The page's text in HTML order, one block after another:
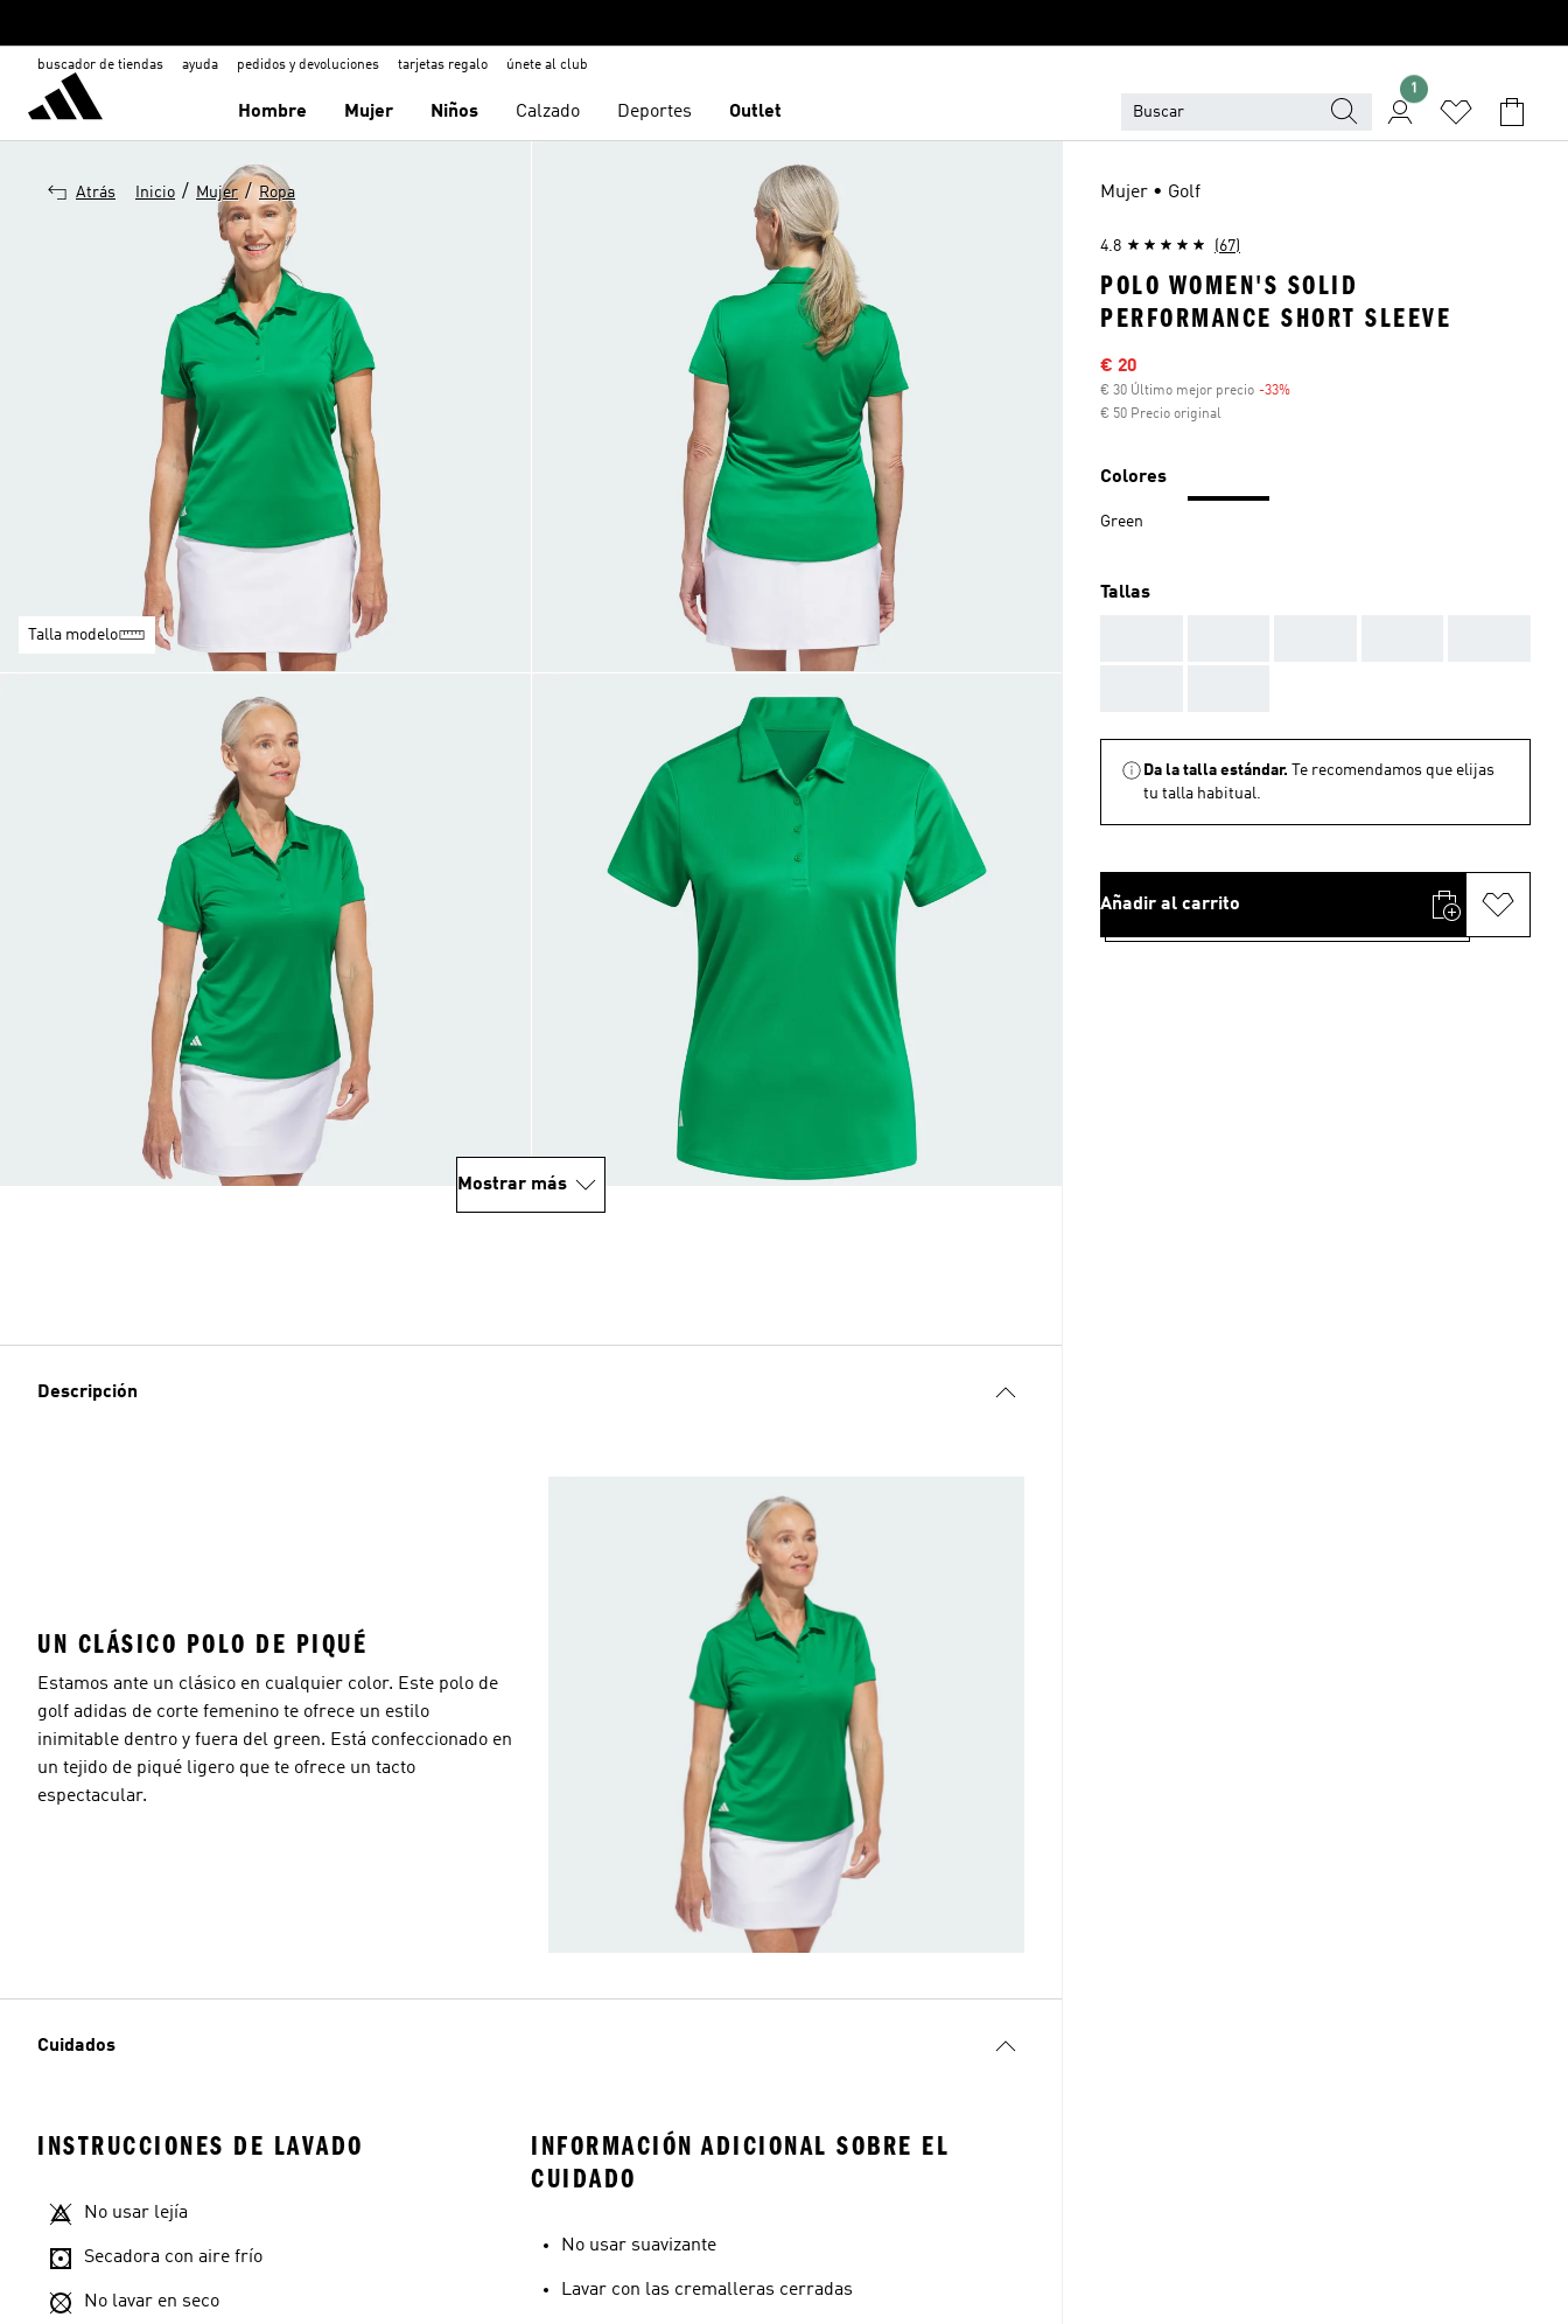
buscador de tiendas ayuda pedidos y devoluciones tarjetas regalo únete al club
Hombre Mujer Niños Calzado Deportes Outlet
1
Atrás Inicio / Mujer / Ropa
Talla modelo
Mostrar más
Descripción
UN CLÁSICO POLO DE PIQUÉ
Estamos ante un clásico en cualquier color. Este polo de
golf adidas de corte femenino te ofrece un estilo
inimitable dentro y fuera del green. Está confeccionado en
un tejido de piqué ligero que te ofrece un tacto
espectacular.
Cuidados
INSTRUCCIONES DE LAVADO
No usar lejía
Secadora con aire frío
No lavar en seco
INFORMACIÓN ADICIONAL SOBRE EL
CUIDADO
No usar suavizante
Lavar con las cremalleras cerradas
Mujer • Golf
4.8 (67)
POLO WOMEN'S SOLID
PERFORMANCE SHORT SLEEVE
Precio rebajado
€ 20
€ 30 Último mejor precio -33%
€ 50 Precio original
Colores
Green
Tallas
Da la talla estándar.
Te recomendamos que elijas
tu talla habitual.
Añadir al carrito